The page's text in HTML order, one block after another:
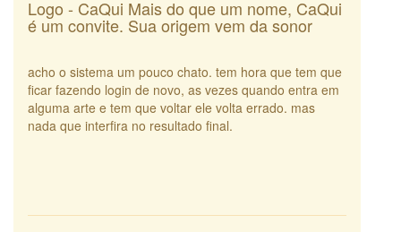
Logo - CaQui Mais do que um nome, CaQui
é um convite. Sua origem vem da sonor
acho o sistema um pouco chato. tem hora que tem que
ficar fazendo login de novo, as vezes quando entra em
alguma arte e tem que voltar ele volta errado. mas
nada que interfira no resultado final.